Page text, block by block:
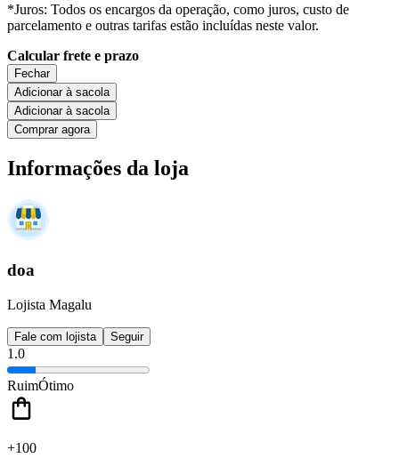
*Juros: Todos os encargos da operação, como juros, custo de
parcelamento e outras tarifas estão incluídas neste valor.
Calcular frete e prazo
Fechar
Adicionar à sacola
Adicionar à sacola
Comprar agora
Informações da loja
doa
Lojista Magalu
Fale com lojista Seguir
1.0
RuimÓtimo
+100